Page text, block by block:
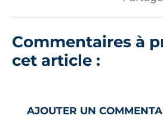
Commentaires à
cet article :
AJOUTER UN